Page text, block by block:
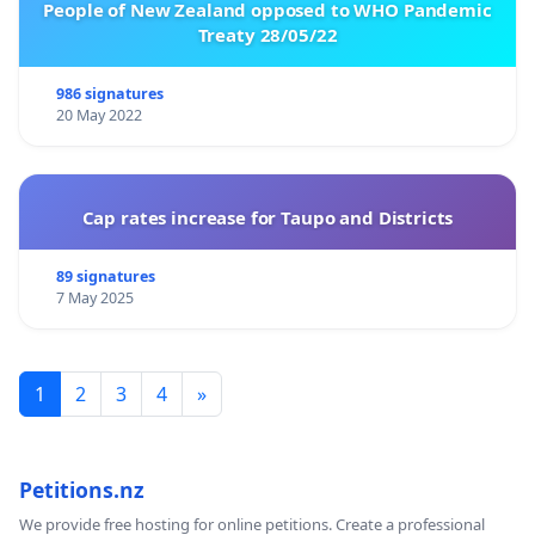
People of New Zealand opposed to WHO Pandemic
Treaty 28/05/22
986 signatures
20 May 2022
Cap rates increase for Taupo and Districts
89 signatures
7 May 2025
1 2 3 4 »
Petitions.nz
We provide free hosting for online petitions. Create a professional